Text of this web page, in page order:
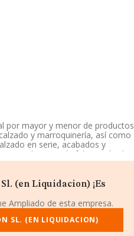
por mayor y menor de productos
y marroquinería, así como
en serie, acabados y
para la fabricación de c.
Sociedad Limitada. Su CNAE
existentes en la base de datos
encima de la media de sector.
B54589775, está situada en
(en Liquidacion) ¡Es
Ampliado de esta empresa.
SL. (EN LIQUIDACION)